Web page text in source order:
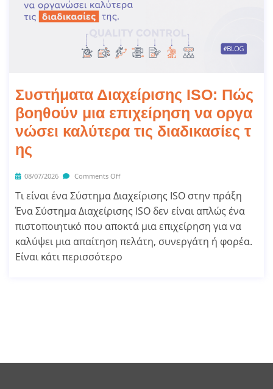
Συστήματα Διαχείρισης ISO: Πώς
βοηθούν μια επιχείρηση να οργα
νώσει καλύτερα τις διαδικασίες τ
ης
08/07/2026 Comments Off
Τι είναι ένα Σύστημα Διαχείρισης ISO στην πράξη
Ένα Σύστημα Διαχείρισης ISO δεν είναι απλώς ένα
πιστοποιητικό που αποκτά μια επιχείρηση για να
καλύψει μια απαίτηση πελάτη, συνεργάτη ή φορέα.
Είναι κάτι περισσότερο